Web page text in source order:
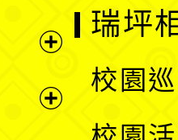
單
選
單
瑞坪
校園